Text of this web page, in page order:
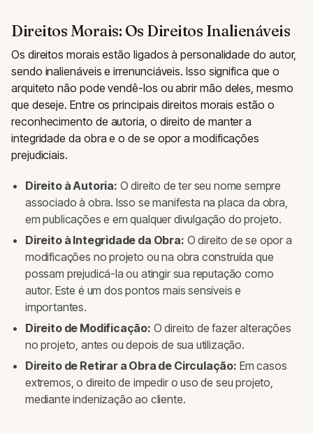
Direitos Morais: Os Direitos Inalienáveis
Os direitos morais estão ligados à personalidade do autor,
sendo inalienáveis e irrenunciáveis. Isso significa que o
arquiteto não pode vendê-los ou abrir mão deles, mesmo
que deseje. Entre os principais direitos morais estão o
reconhecimento de autoria, o direito de manter a
integridade da obra e o de se opor a modificações
prejudiciais.
Direito à Autoria: O direito de ter seu nome sempre
associado à obra. Isso se manifesta na placa da obra,
em publicações e em qualquer divulgação do projeto.
Direito à Integridade da Obra: O direito de se opor a
modificações no projeto ou na obra construída que
possam prejudicá-la ou atingir sua reputação como
autor. Este é um dos pontos mais sensíveis e
importantes.
Direito de Modificação: O direito de fazer alterações
no projeto, antes ou depois de sua utilização.
Direito de Retirar a Obra de Circulação: Em casos
extremos, o direito de impedir o uso de seu projeto,
mediante indenização ao cliente.